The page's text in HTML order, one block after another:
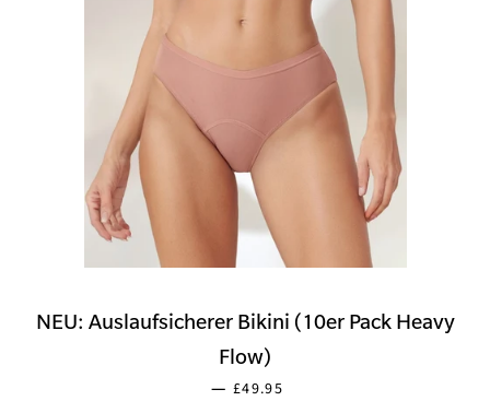
NEU: Auslaufsicherer Bikini (10er Pack Heavy
Flow)
— SONDERPREIS
£49.95